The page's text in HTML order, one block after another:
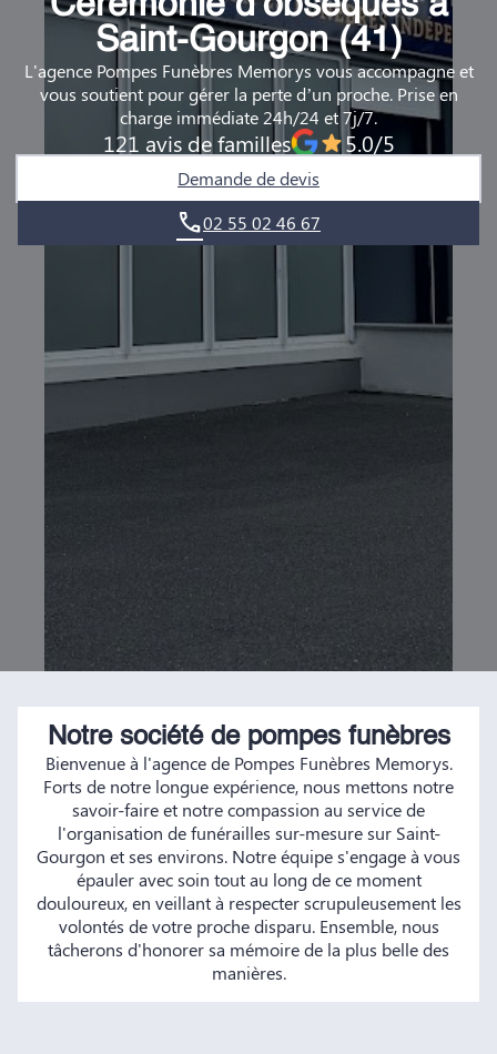
DEMANDE DE RENDEZ-VOUS EN AGENCE
QUI SOMMES-NOUS ?
NOUS REJOINDRE
Saint-Gourgon (41)
L'agence Pompes Funèbres Memorys vous accompagne et
vous soutient pour gérer la perte d’un proche. Prise en
charge immédiate 24h/24 et 7j/7.
121 avis de familles 5.0/5
Demande de devis
02 55 02 46 67
Notre société de pompes funèbres
Bienvenue à l'agence de Pompes Funèbres Memorys.
Forts de notre longue expérience, nous mettons notre
savoir-faire et notre compassion au service de
l'organisation de funérailles sur-mesure sur Saint-
Gourgon et ses environs. Notre équipe s'engage à vous
épauler avec soin tout au long de ce moment
douloureux, en veillant à respecter scrupuleusement les
volontés de votre proche disparu. Ensemble, nous
tâcherons d'honorer sa mémoire de la plus belle des
manières.